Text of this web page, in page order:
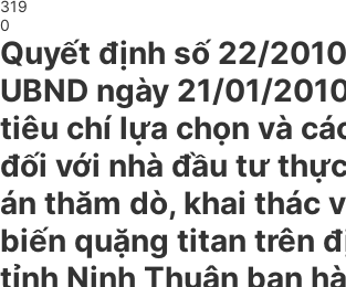
319
0
Quyết định số 22/
UBND ngày 21/01/
tiêu chí lựa chọn và
đối với nhà đầu tư
án thăm dò, khai thác
biến quặng titan trên
tỉnh Ninh Thuận ban